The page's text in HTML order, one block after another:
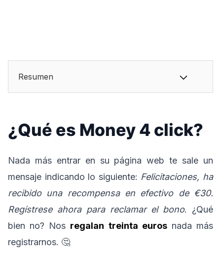
Resumen
¿Qué es Money 4 click?
Nada más entrar en su página web te sale un
mensaje indicando lo siguiente: Felicitaciones, ha
recibido una recompensa en efectivo de €30.
Regístrese ahora para reclamar el bono. ¿Qué
bien no? Nos regalan treinta eurosnada más
registrarnos. 🤔